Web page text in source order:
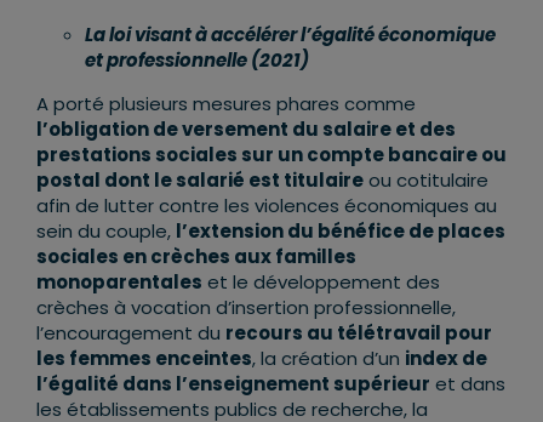
La loi visant à accélérer l’égalité économique
et professionnelle (2021)
A porté plusieurs mesures phares comme
l’obligation de versement du salaire et des
prestations sociales sur un compte bancaire ou
postal dont le salarié est titulaireou cotitulaire
afin de lutter contre les violences économiques au
sein du couple, l’extension du bénéfice de places
sociales en crèches aux familles
monoparentales et le développement des
crèches à vocation d’insertion professionnelle,
l’encouragement du recours au télétravail pour
les femmes enceintes, la création d’un index de
l’égalité dans l’enseignement supérieur et dans
les établissements publics de recherche, la